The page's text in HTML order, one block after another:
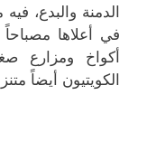
الدمنة والبدع،
في أعلاها
أكواخ ومزارع
الكويتيون أيضاً